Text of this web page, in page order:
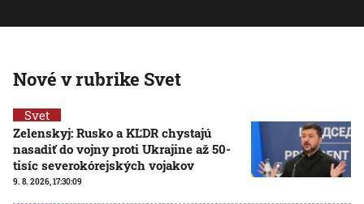
Nové v rubrike Svet
Svet
Zelenskyj: Rusko a KĽDR chystajú
nasadiť do vojny proti Ukrajine až 50-
tisíc severokórejských vojakov
9. 8. 2026, 17:30:09